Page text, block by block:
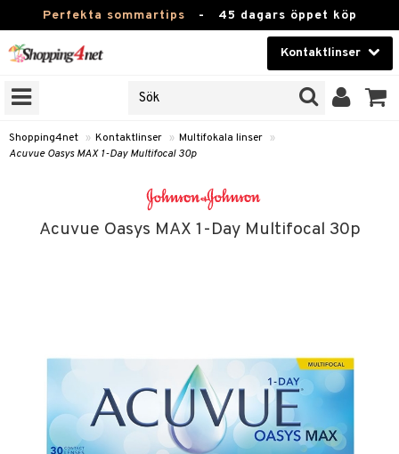
Perfekta sommartips - 45 dagars öppet köp
Kontaktlinser
Skönhet
Kontaktlinser
Fitness
Kampanjer
Shopping4net » Kontaktlinser » Multifokala linser »
Acuvue Oasys MAX 1-Day Multifocal 30p
Acuvue Oasys MAX 1-Day Multifocal 30p
KONTAKTLINS
VARUMÄRKEN
under egna varumärken.
optikers linser »